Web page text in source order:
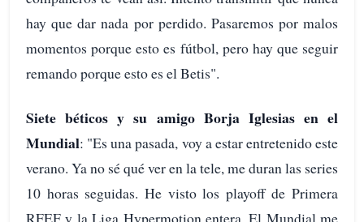
hay que dar nada por perdido. Pasaremos por malos
momentos porque esto es fútbol, pero hay que seguir
remando porque esto es el Betis".
Siete béticos y su amigo Borja Iglesias en el
Mundial: "Es una pasada, voy a estar entretenido este
verano. Ya no sé qué ver en la tele, me duran las series
10 horas seguidas. He visto los playoff de Primera
RFEF y la Liga Hypermotion entera. El Mundial me